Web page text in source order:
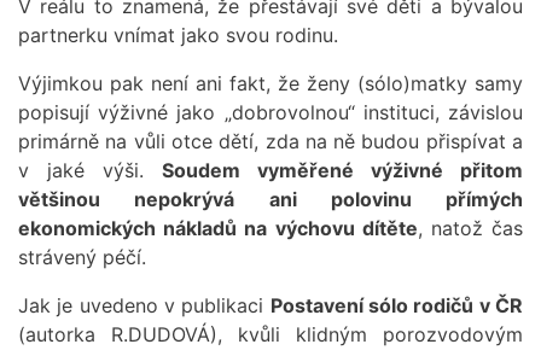
V reálu to znamená, že přestávají své děti a bývalou
partnerku vnímat jako svou rodinu.
Výjimkou pak není ani fakt, že ženy (sólo)matky samy
popisují výživné jako „dobrovolnou“ instituci, závislou
primárně na vůli otce dětí, zda na ně budou přispívat a
v jaké výši. Soudem vyměřené výživné přitom
většinou nepokrývá ani polovinu přímých
ekonomických nákladů na výchovu dítěte, natož čas
strávený péčí.
Jak je uvedeno v publikaci Postavení sólo rodičů v ČR
(autorka R.DUDOVÁ), kvůli klidným porozvodovým